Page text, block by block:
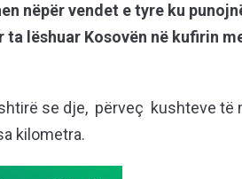
nëpër vendet e tyre ku
ta lëshuar Kosovën në kufirin
se dje, përveç kushteve të
kilometra.